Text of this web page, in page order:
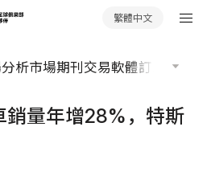
繁體中文
析市場期刊交易軟體訂單流
銷量年增28%，特斯